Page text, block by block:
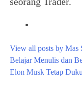
View all posts by Mas
Post
navigation
Belajar Menulis dan
Elon Musk Tetap